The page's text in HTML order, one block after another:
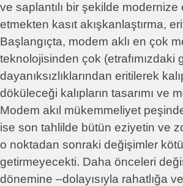
ve saplantılı bir şekilde
etmekten kasıt akışkanlaştırma,
Başlangıçta, modem aklı en çok
teknolojisinden çok (etrafımızdaki
dayanıksızlıklarından eritilerek
döküleceği kalıpların tasarımı ve
Modem akıl mükemmeliyet
ise son tahlilde bütün eziyetin ve
o noktadan sonraki değişimler
getirmeyecekti. Daha önceleri
dönemine –dolayısıyla rahatlığa